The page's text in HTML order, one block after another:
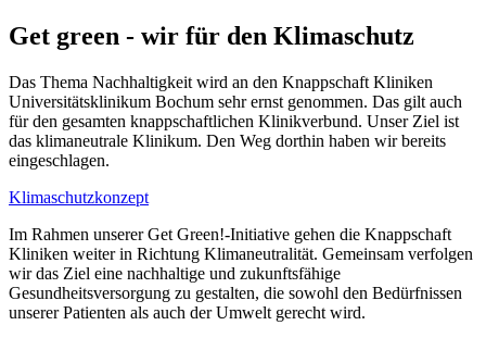
Get green - wir für den Klimaschutz
Das Thema Nachhaltigkeit wird an den Knappschaft Kliniken
Universitätsklinikum Bochum sehr ernst genommen. Das gilt auch
für den gesamten knappschaftlichen Klinikverbund. Unser Ziel ist
das klimaneutrale Klinikum. Den Weg dorthin haben wir bereits
eingeschlagen.
Klimaschutzkonzept
Im Rahmen unserer Get Green!-Initiative gehen die Knappschaft
Kliniken weiter in Richtung Klimaneutralität. Gemeinsam verfolgen
wir das Ziel eine nachhaltige und zukunftsfähige
Gesundheitsversorgung zu gestalten, die sowohl den Bedürfnissen
unserer Patienten als auch der Umwelt gerecht wird.